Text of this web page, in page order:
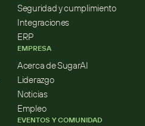
Seguridad y cumplimiento
Integraciones
ERP
EMPRESA
Acerca de SugarAI
Liderazgo
Noticias
Empleo
EVENTOS Y COMUNIDAD